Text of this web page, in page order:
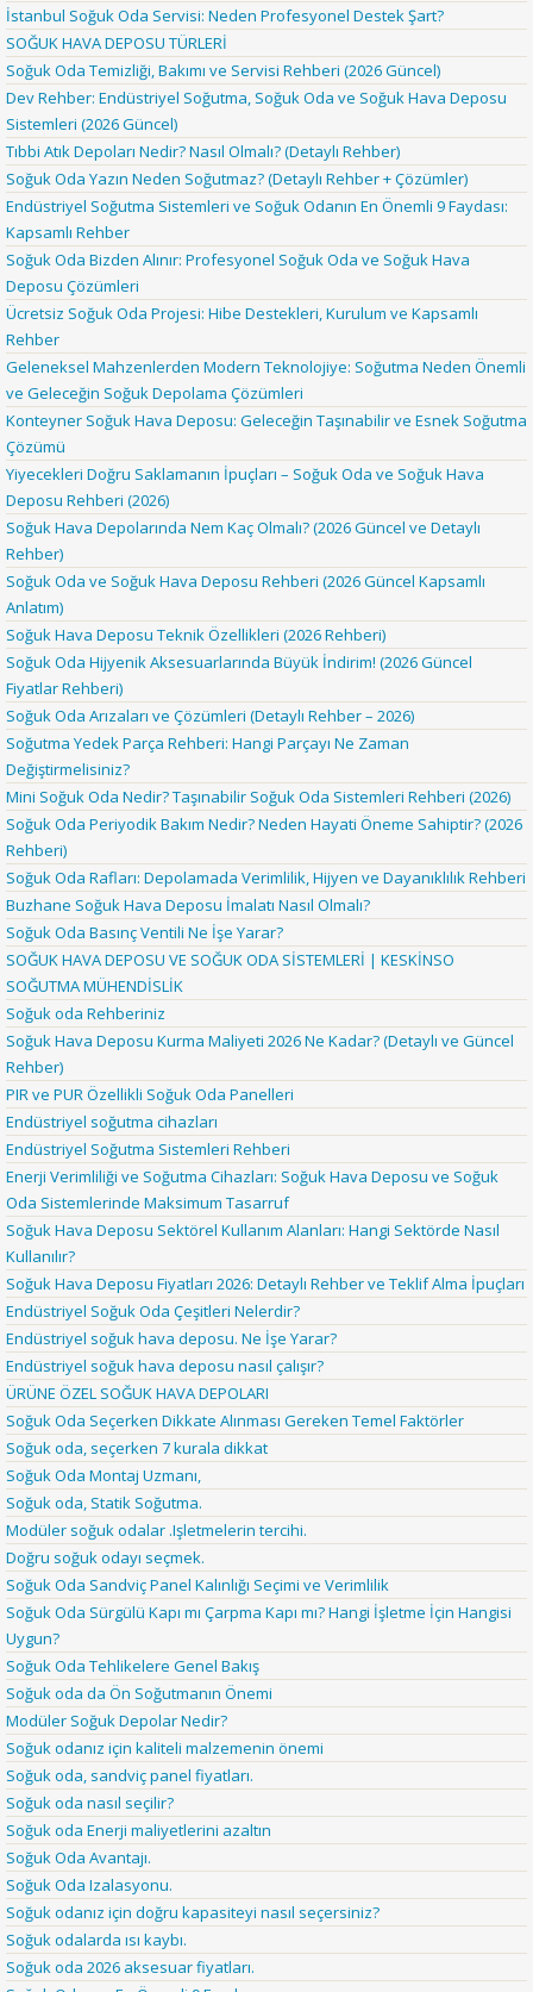
İstanbul Soğuk Oda Servisi: Neden Profesyonel Destek Şart?
SOĞUK HAVA DEPOSU TÜRLERİ
Soğuk Oda Temizliği, Bakımı ve Servisi Rehberi (2026 Güncel)
Dev Rehber: Endüstriyel Soğutma, Soğuk Oda ve Soğuk Hava Deposu
Sistemleri (2026 Güncel)
Tıbbi Atık Depoları Nedir? Nasıl Olmalı? (Detaylı Rehber)
Soğuk Oda Yazın Neden Soğutmaz? (Detaylı Rehber + Çözümler)
Endüstriyel Soğutma Sistemleri ve Soğuk Odanın En Önemli 9 Faydası:
Kapsamlı Rehber
Soğuk Oda Bizden Alınır: Profesyonel Soğuk Oda ve Soğuk Hava
Deposu Çözümleri
Ücretsiz Soğuk Oda Projesi: Hibe Destekleri, Kurulum ve Kapsamlı
Rehber
Geleneksel Mahzenlerden Modern Teknolojiye: Soğutma Neden Önemli
ve Geleceğin Soğuk Depolama Çözümleri
Konteyner Soğuk Hava Deposu: Geleceğin Taşınabilir ve Esnek Soğutma
Çözümü
Yiyecekleri Doğru Saklamanın İpuçları – Soğuk Oda ve Soğuk Hava
Deposu Rehberi (2026)
Soğuk Hava Depolarında Nem Kaç Olmalı? (2026 Güncel ve Detaylı
Rehber)
Soğuk Oda ve Soğuk Hava Deposu Rehberi (2026 Güncel Kapsamlı
Anlatım)
Soğuk Hava Deposu Teknik Özellikleri (2026 Rehberi)
Soğuk Oda Hijyenik Aksesuarlarında Büyük İndirim! (2026 Güncel
Fiyatlar Rehberi)
Soğuk Oda Arızaları ve Çözümleri (Detaylı Rehber – 2026)
Soğutma Yedek Parça Rehberi: Hangi Parçayı Ne Zaman
Değiştirmelisiniz?
Mini Soğuk Oda Nedir? Taşınabilir Soğuk Oda Sistemleri Rehberi (2026)
Soğuk Oda Periyodik Bakım Nedir? Neden Hayati Öneme Sahiptir? (2026
Rehberi)
Soğuk Oda Rafları: Depolamada Verimlilik, Hijyen ve Dayanıklılık Rehberi
Buzhane Soğuk Hava Deposu İmalatı Nasıl Olmalı?
Soğuk Oda Basınç Ventili Ne İşe Yarar?
SOĞUK HAVA DEPOSU VE SOĞUK ODA SİSTEMLERİ | KESKİNSO
SOĞUTMA MÜHENDİSLİK
Soğuk oda Rehberiniz
Soğuk Hava Deposu Kurma Maliyeti 2026 Ne Kadar? (Detaylı ve Güncel
Rehber)
PIR ve PUR Özellikli Soğuk Oda Panelleri
Endüstriyel soğutma cihazları
Endüstriyel Soğutma Sistemleri Rehberi
Enerji Verimliliği ve Soğutma Cihazları: Soğuk Hava Deposu ve Soğuk
Oda Sistemlerinde Maksimum Tasarruf
Soğuk Hava Deposu Sektörel Kullanım Alanları: Hangi Sektörde Nasıl
Kullanılır?
Soğuk Hava Deposu Fiyatları 2026: Detaylı Rehber ve Teklif Alma İpuçları
Endüstriyel Soğuk Oda Çeşitleri Nelerdir?
Endüstriyel soğuk hava deposu. Ne İşe Yarar?
Endüstriyel soğuk hava deposu nasıl çalışır?
ÜRÜNE ÖZEL SOĞUK HAVA DEPOLARI
Soğuk Oda Seçerken Dikkate Alınması Gereken Temel Faktörler
Soğuk oda, seçerken 7 kurala dikkat
Soğuk Oda Montaj Uzmanı,
Soğuk oda, Statik Soğutma.
Modüler soğuk odalar .Işletmelerin tercihi.
Doğru soğuk odayı seçmek.
Soğuk Oda Sandviç Panel Kalınlığı Seçimi ve Verimlilik
Soğuk Oda Sürgülü Kapı mı Çarpma Kapı mı? Hangi İşletme İçin Hangisi
Uygun?
Soğuk Oda Tehlikelere Genel Bakış
Soğuk oda da Ön Soğutmanın Önemi
Modüler Soğuk Depolar Nedir?
Soğuk odanız için kaliteli malzemenin önemi
Soğuk oda, sandviç panel fiyatları.
Soğuk oda nasıl seçilir?
Soğuk oda Enerji maliyetlerini azaltın
Soğuk Oda Avantajı.
Soğuk Oda Izalasyonu.
Soğuk odanız için doğru kapasiteyi nasıl seçersiniz?
Soğuk odalarda ısı kaybı.
Soğuk oda 2026 aksesuar fiyatları.